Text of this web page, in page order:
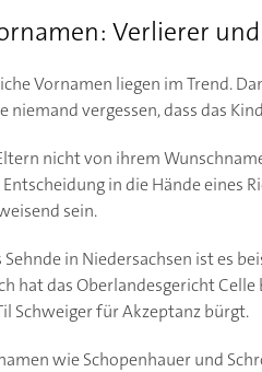
Verlierer
Vornamen liegen im Trend.
niemand vergessen, dass das
nicht von ihrem
in die Hände eines
sein.
Sehnde in Niedersachsen ist es
hat das Oberlandesgericht
Schweiger für Akzeptanz bürgt.
wie Schopenhauer und